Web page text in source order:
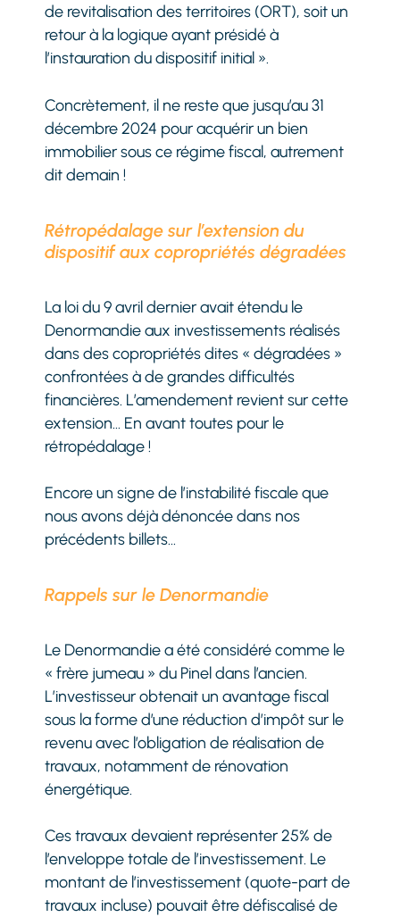
de revitalisation des territoires (ORT), soit un
retour à la logique ayant présidé à
l’instauration du dispositif initial ».
Concrètement, il ne reste que jusqu’au 31
décembre 2024 pour acquérir un bien
immobilier sous ce régime fiscal, autrement
dit demain !
Rétropédalage sur l’extension du
dispositif aux copropriétés dégradées
La loi du 9 avril dernier avait étendu le
Denormandie aux investissements réalisés
dans des copropriétés dites « dégradées »
confrontées à de grandes difficultés
financières. L’amendement revient sur cette
extension… En avant toutes pour le
rétropédalage !
Encore un signe de l’instabilité fiscale que
nous avons déjà dénoncée dans nos
précédents billets…
Rappels sur le Denormandie
Le Denormandie a été considéré comme le
« frère jumeau » du Pinel dans l’ancien.
L’investisseur obtenait un avantage fiscal
sous la forme d’une réduction d’impôt sur le
revenu avec l’obligation de réalisation de
travaux, notamment de rénovation
énergétique.
Ces travaux devaient représenter 25% de
l’enveloppe totale de l’investissement. Le
montant de l’investissement (quote-part de
travaux incluse) pouvait être défiscalisé de